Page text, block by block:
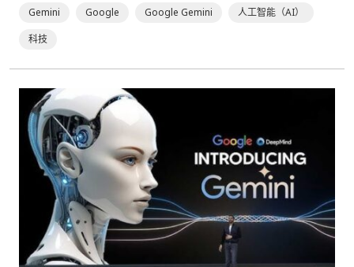
Gemini Google Google Gemini
人工智能（AI）
科技